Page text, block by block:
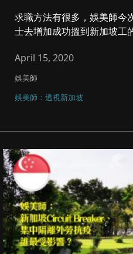
求職方法有很多，娛美師今
士去增加成功搵到新加坡工的竅門。 新加
April 15, 2020
娛美師
娛美師：透視新加坡